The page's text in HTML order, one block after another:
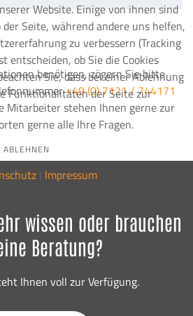
benötigen, zögern Sie bitte
+49 (0) 7121 / 744171
Mitarbeiter stehen Ihnen gerne zur
gerne alle Ihre Fragen.
wissen oder brauchen
Beratung?
Ihnen voll zur Verfügung.
Website. Einige von ihnen sind
Seite, während andere uns helfen,
zu verbessern (Tracking
entscheiden, ob Sie die Cookies
Sie, dass bei einer Ablehnung
Funktionalitäten der Seite zur
ABLEHNEN
| Impressum